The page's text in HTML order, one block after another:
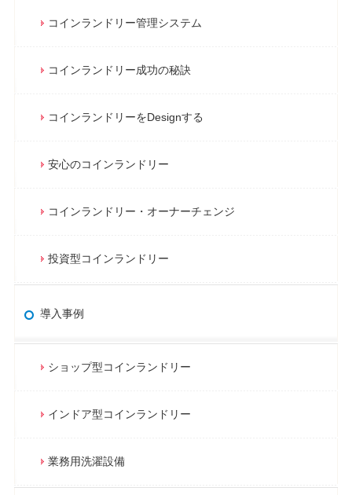
コインランドリー管理システム
コインランドリー成功の秘訣
コインランドリーをDesignする
安心のコインランドリー
コインランドリー・オーナーチェンジ
投資型コインランドリー
導入事例
ショップ型コインランドリー
インドア型コインランドリー
業務用洗濯設備